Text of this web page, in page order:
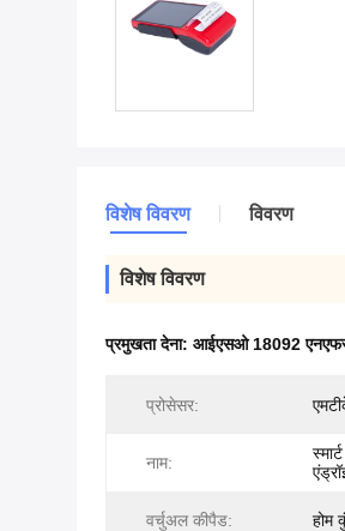
विशेष विवरण विवरण
विशेष विवरण
प्रमुखता देना: आईएसओ 18092
प्रोसेसर:
नाम:
वर्चुअल कीपैड: होम